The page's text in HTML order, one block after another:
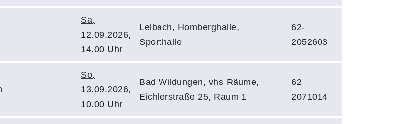
Sa.
12.09.2026,
14.00 Uhr
Lelbach, Homberghalle,
Sporthalle
62-
2052603
So.
13.09.2026,
10.00 Uhr
Bad Wildungen, vhs-Räume,
Eichlerstraße 25, Raum 1
62-
2071014